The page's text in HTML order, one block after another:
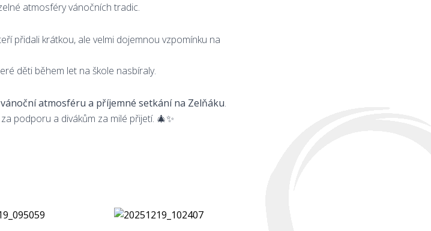
atmosféry vánočních tradic.
přidali krátkou, ale velmi dojemnou vzpomínku na
děti během let na škole nasbíraly.
atmosféru a příjemné setkání na Zelňáku.
podporu a divákům za milé přijetí. 🎄✨